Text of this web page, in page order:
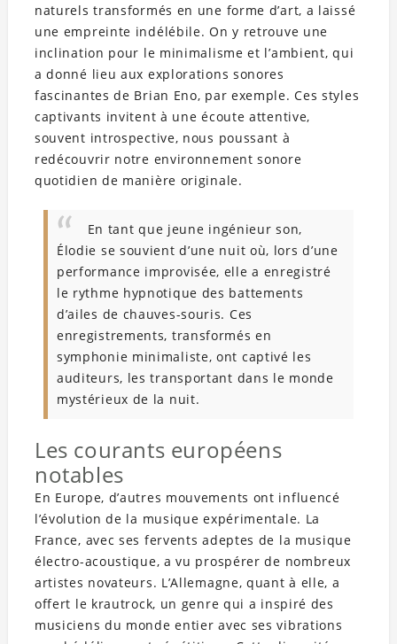
naturels transformés en une forme d’art, a laissé
une empreinte indélébile. On y retrouve une
inclination pour le minimalisme et l’ambient, qui
a donné lieu aux explorations sonores
fascinantes de Brian Eno, par exemple. Ces styles
captivants invitent à une écoute attentive,
souvent introspective, nous poussant à
redécouvrir notre environnement sonore
quotidien de manière originale.
En tant que jeune ingénieur son,
Élodie se souvient d’une nuit où, lors d’une
performance improvisée, elle a enregistré
le rythme hypnotique des battements
d’ailes de chauves-souris. Ces
enregistrements, transformés en
symphonie minimaliste, ont captivé les
auditeurs, les transportant dans le monde
mystérieux de la nuit.
Les courants européens
notables
En Europe, d’autres mouvements ont influencé
l’évolution de la musique expérimentale. La
France, avec ses fervents adeptes de la musique
électro-acoustique, a vu prospérer de nombreux
artistes novateurs. L’Allemagne, quant à elle, a
offert le krautrock, un genre qui a inspiré des
musiciens du monde entier avec ses vibrations